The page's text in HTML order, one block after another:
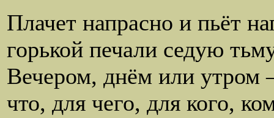
Плачет напрасно и пьёт
горькой печали седую
Вечером, днём или утром
что, для чего, для кого,